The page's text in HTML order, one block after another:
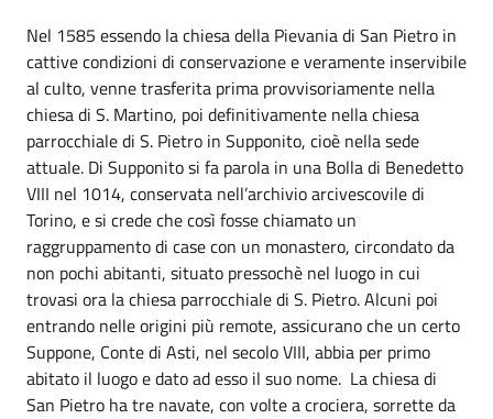
Nel 1585 essendo la chiesa della Pievania di San Pietro in
cattive condizioni di conservazione e veramente inservibile
al culto, venne trasferita prima provvisoriamente nella
chiesa di S. Martino, poi definitivamente nella chiesa
parrocchiale di S. Pietro in Supponito, cioè nella sede
attuale. Di Supponito si fa parola in una Bolla di Benedetto
VIII nel 1014, conservata nell’archivio arcivescovile di
Torino, e si crede che così fosse chiamato un
raggruppamento di case con un monastero, circondato da
non pochi abitanti, situato pressochè nel luogo in cui
trovasi ora la chiesa parrocchiale di S. Pietro. Alcuni poi
entrando nelle origini più remote, assicurano che un certo
Suppone, Conte di Asti, nel secolo VIII, abbia per primo
abitato il luogo e dato ad esso il suo nome. La chiesa di
San Pietro ha tre navate, con volte a crociera, sorrette da